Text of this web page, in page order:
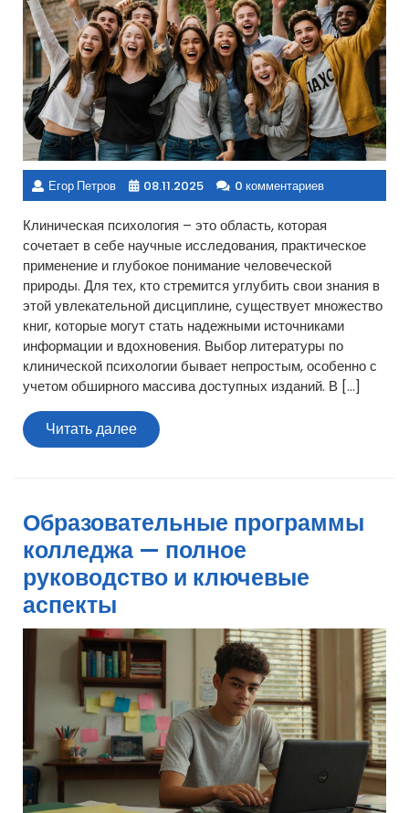
Егор Петров 08.11.2025 0 комментариев
Клиническая психология – это область, которая
сочетает в себе научные исследования, практическое
применение и глубокое понимание человеческой
природы. Для тех, кто стремится углубить свои знания в
этой увлекательной дисциплине, существует множество
книг, которые могут стать надежными источниками
информации и вдохновения. Выбор литературы по
клинической психологии бывает непростым, особенно с
учетом обширного массива доступных изданий. В […]
Читать далееЧитать
далее
Образовательные программы
колледжа — полное
руководство и ключевые
аспекты